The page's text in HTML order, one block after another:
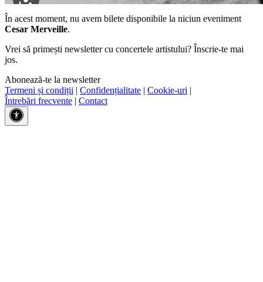
În acest moment, nu avem bilete disponibile la niciun eveniment
Cesar Merveille.
Vrei să primești newsletter cu concertele artistului? Înscrie-te mai
jos.
Abonează-te la newsletter
Termeni și condiții | Confidențialitate | Cookie-uri |
Întrebări frecvente | Contact